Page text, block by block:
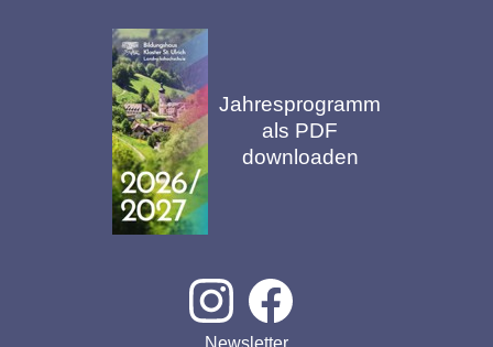
Jahresprogramm
als PDF
downloaden
Newsletter